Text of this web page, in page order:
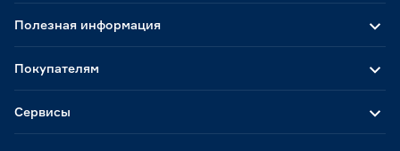
Полезная информация
Покупателям
Сервисы